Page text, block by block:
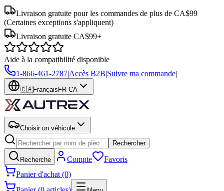
Livraison gratuite pour les commandes de plus de CA$99
(Certaines exceptions s'appliquent)
Livraison gratuite CA$99+
Aide à la compatibilité disponible
1-866-461-2787|Accès B2B|Suivre ma commande|
🇨🇦Français FR-CA
Choisir un véhicule
Rechercher
Recherche Compte
Favoris
Panier d'achat (0)